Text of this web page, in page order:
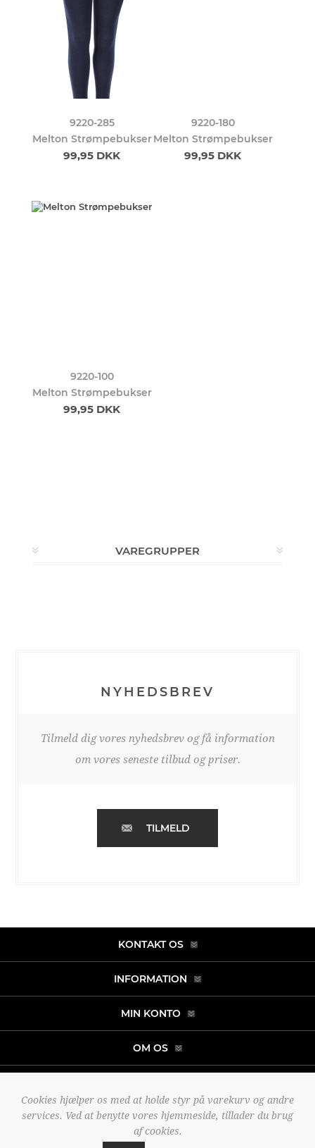
9220-285
Melton Strømpebukser
99,95 DKK
9220-180
Melton Strømpebukser
99,95 DKK
9220-100
Melton Strømpebukser
99,95 DKK
VAREGRUPPER
NYHEDSBREV
Tilmeld dig vores nyhedsbrev og få information
om vores seneste tilbud og priser.
TILMELD
KONTAKT OS
INFORMATION
MIN KONTO
OM OS
Copyright © 2026 noah-fashion.dk. Alle rettigheder forbeholdt.
Powered bynopCommerce
Cookies hjælper os med at holde styr på varekurv og andre
services. Ved at benytte vores hjemmeside, tillader du brug
af cookies.